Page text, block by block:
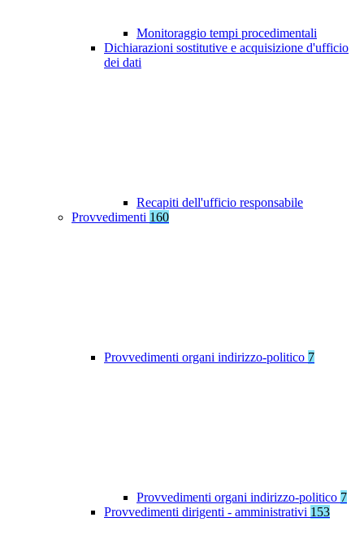
Monitoraggio tempi procedimentali
Dichiarazioni sostitutive e acquisizione d'ufficio
dei dati
Recapiti dell'ufficio responsabile
Provvedimenti 160
Provvedimenti organi indirizzo-politico 7
Provvedimenti organi indirizzo-politico 7
Provvedimenti dirigenti - amministrativi 153